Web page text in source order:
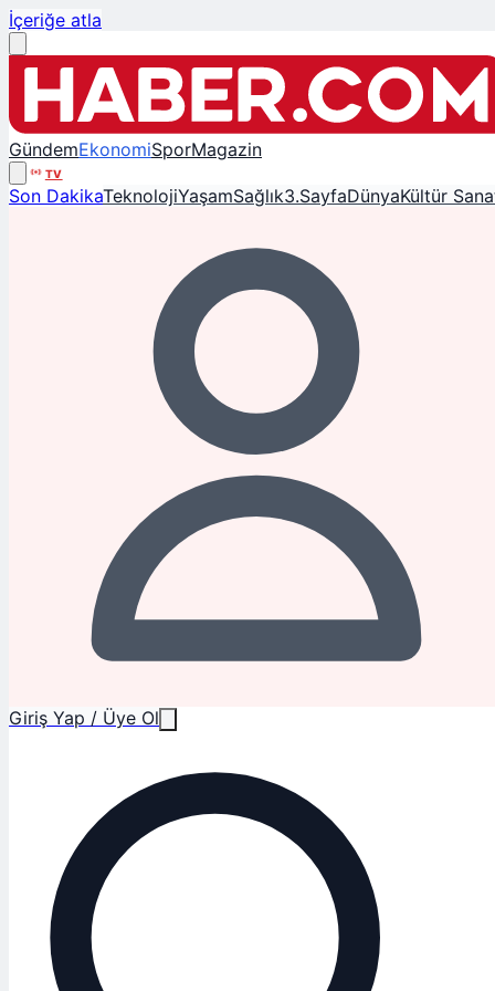
İçeriğe atla
GündemEkonomiSporMagazin
TV
Son DakikaTeknolojiYaşamSağlık3.SayfaDünyaKültür
Giriş Yap / Üye Ol